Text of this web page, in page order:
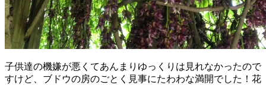
子供達の機嫌が悪くてあんまりゆっくりは見れなかったので
すけど、ブドウの房のごとく見事にたわわな満開でした！花